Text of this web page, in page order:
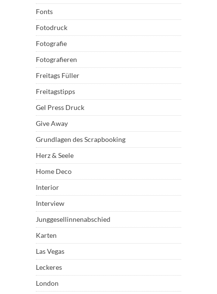
Fonts
Fotodruck
Fotografie
Fotografieren
Freitags Füller
Freitagstipps
Gel Press Druck
Give Away
Grundlagen des Scrapbooking
Herz & Seele
Home Deco
Interior
Interview
Junggesellinnenabschied
Karten
Las Vegas
Leckeres
London